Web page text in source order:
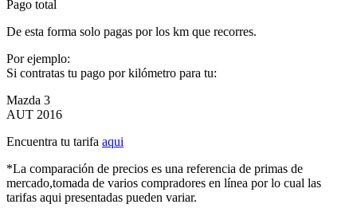
Pago total
De esta forma solo pagas por los km que recorres.
Por ejemplo:
Si contratas tu pago por kilómetro para tu:
Mazda 3
AUT 2016
Encuentra tu tarifa aqui
*La comparación de precios es una referencia de primas de
mercado,tomada de varios compradores en línea por lo cual las
tarifas aqui presentadas pueden variar.